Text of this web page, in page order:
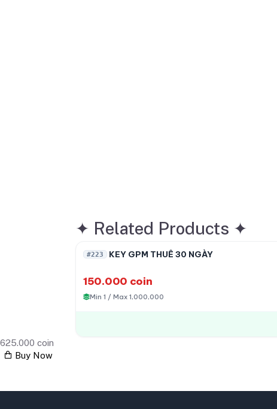
✦ Related Products ✦
HOT
#223 KEY GPM THUÊ 30 NGÀY
150.000 coin
Min 1 / Max 1,000,000
625.000 coin
Buy Now